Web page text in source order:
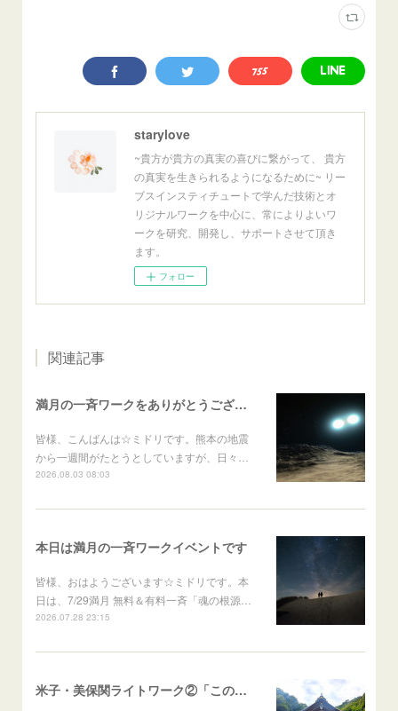
starylove
~貴方が貴方の真実の喜びに繋がって、 貴方
の真実を生きられるようになるために~ リー
ブスインスティチュートで学んだ技術とオ
リジナルワークを中心に、常によりよいワ
ークを研究、開発し、サポートさせて頂き
ます。
フォロー
関連記事
満月の一斉ワークをありがとうございました♡
皆様、こんばんは☆ミドリです。熊本の地震
から一週間がたとうとしていますが、日々…
2026.08.03 08:03
本日は満月の一斉ワークイベントです
皆様、おはようございます☆ミドリです。本
日は、7/29満月 無料＆有料一斉「魂の根源…
2026.07.28 23:15
米子・美保関ライトワーク②「この上ない豊かさと喜びの祭祀」